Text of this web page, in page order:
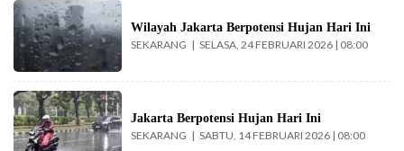
Wilayah Jakarta
berpotensi hujan
hari ini. (Foto: Doc-
beritajakarta.id)
Wilayah Jakarta Berpotensi Hujan Hari Ini
SEKARANG
SELASA, 24 FEBRUARI 2026 | 08:00
Hujan berpotensi
basahi sebagian
wilayah Jakarta.
Jakarta Berpotensi Hujan Hari Ini
SEKARANG
SABTU, 14 FEBRUARI 2026 | 08:00